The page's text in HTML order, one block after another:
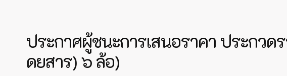
ประกาศผู้ชนะการเสนอราคา ประกว
ดยสาร) ๖ ล้อ)